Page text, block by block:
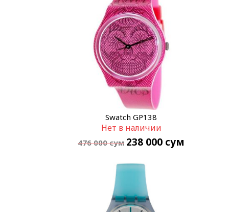
Swatch GP138
Нет в наличии
476 000сум 238 000 сум